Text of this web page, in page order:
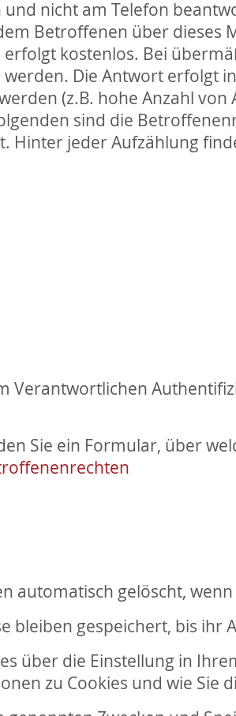
nicht am Telefon
Betroffenen über
kostenlos. Bei
Die Antwort erfolgt
(z.B. hohe Anzahl
sind die
jeder Aufzählung
Verantwortlichen
Sie ein Formular, über
automatisch gelöscht,
bleiben gespeichert, bis
über die Einstellung in
zu Cookies und wie Sie